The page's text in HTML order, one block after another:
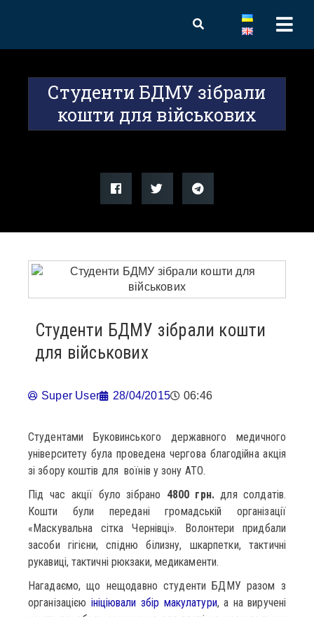
Студенти БДМУ зібрали
кошти для військових
Студенти БДМУ зібрали кошти
для військових
Super User 28/04/2015 06:46
Студентами Буковинського державного медичного
університету була проведена чергова благодійна акція
зі збору коштів для воїнів у зону АТО.
Під час акції було зібрано 4800 грн.для солдатів.
Кошти були передані громадській організації
«Маскувальна сітка Чернівці». Волонтери придбали
засоби гігієни, спідню білизну, шкарпетки, тактичні
рукавиці, тактичні рюкзаки, медикаменти.
Нагадаємо, що нещодавно студенти БДМУ разом з
організацією ініціювали збір макулатури, а на виручені